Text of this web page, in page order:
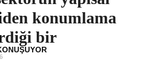
konumlama
bir